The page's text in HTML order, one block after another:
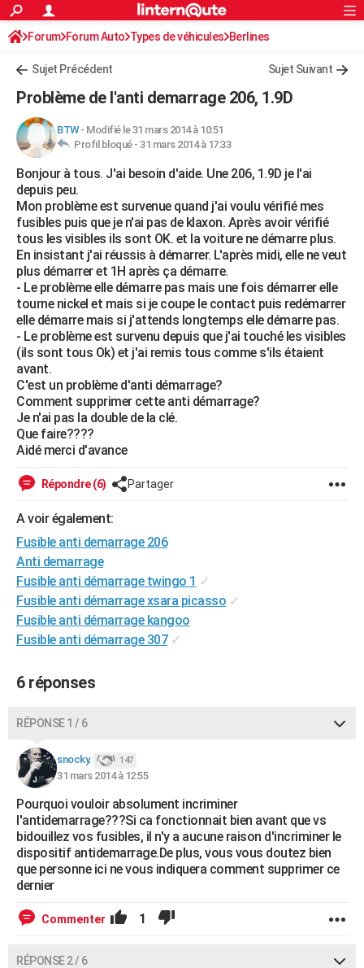
ACTUALITÉS
Politique
Société
Faits Divers
Education
Monde
Villes
+
FINANCE
Retraite
Impôts
Epargne
Immobilier
Risques naturels par ville
Banque
Assurance
Crédit
AUTO
Essais
Réserver un essai
Citadines
Berlines
SUV
Forum auto
+HIGH-TECH
Mobiles
Meilleur smartphone
Internet
Ordinateurs
Jeux vidéo
Guide high-tech
+BRICOLAGE
Forum
Aménagement intérieur
Extérieur
Cuisine
Salle de bains
Jardinage
Rangement
WEEK-END
Guides de France
Escapades
Patrimoine
Expositions
Musées
Week-end nature
+LIFESTYLE
Art de vivre
Bien-être
Loisirs
ModeModes de vie
SANTE
Alimentation
Guide de la santé
Maladies
Médicaments
Sommeil
VOYAGE
Destinations
City break
Voyage nature
Voyage de noces
Forum
Climat
+PHOTO
GUIDES D'ACHAT
BONS PLANS
CARTE DE VOEUX
Carte de Noël
Carte Bonne année
Carte Saint-Valentin
Carte Pâques
Carte d'anniversaire
DICTIONNAIRE
Dictionnaire
Biographies
Citations
Expressions
Proverbes
PROGRAMME TV
COPAINS D'AVANT
S'inscrire
Se connecter
Lycées
Collèges
Primaires
Universités
Entreprises
Service militaire
Avis de recherche
AVIS DE DÉCÈS
FORUM
Bricolage
Lifestyle
Culture
Sport
Auto
Television
Voyage
Cinema
S'inscrire
Connexion
Forum Forum Auto Types de véhicules Berlines
Sujet Précédent Sujet Suivant
Problème de l'anti demarrage 206, 1.9D
BTW- Modifié le 31 mars 2014 à 10:51
Profil bloqué - 31 mars 2014 à 17:33
Bonjour à tous. J'ai besoin d'aide. Une 206, 1.9D je l'ai
depuis peu.
Mon problème est survenue quand j'ai voulu vérifié mes
fusibles puis que je n'ai pas de klaxon. Après avoir vérifié
tous les visibles ils sont OK. et la voiture ne démarre plus.
En insistant j'ai réussis à démarrer. L'après midi, elle ne veut
plus démarrer et 1H après ça démarre.
- Le problème elle démarre pas mais une fois démarrer elle
tourne nickel et mais si je coupe le contact puis redémarrer
elle démarre mais si j'attends longtemps elle démarre pas.
- Le problème est survenu depuis que j'ai touché les visibles
(ils sont tous Ok) et j'ai remis tous comme s'ils étaient
avant.
C'est un problème d'anti démarrage?
Comment supprimer cette anti démarrage?
Je n'ai pas la double de la clé.
Que faire????
Aidé merci d'avance
Répondre (6) Partager
A voir également:
Fusible anti demarrage 206
Anti demarrage
Fusible anti démarrage twingo 1 ✓
Fusible anti démarrage xsara picasso ✓
Fusible anti démarrage kangoo
Fusible anti démarrage 307 ✓
6 réponses
RÉPONSE 1 / 6
snocky. 147
31 mars 2014 à 12:55
Pourquoi vouloir absolument incriminer
l'antidemarrage???Si ca fonctionnait bien avant que vs
bidouillez vos fusibles, il n'y a aucune raison d'incriminer le
dispositif antidemarrage.De plus, vous vous doutez bien
que personne ici ne vous indiquera comment supprimer ce
dernier
Commenter 1
RÉPONSE 2 / 6